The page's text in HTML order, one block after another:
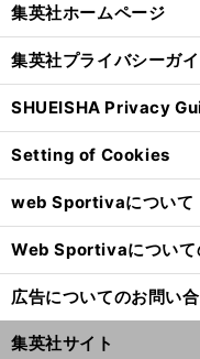
集英社ホームページ
集英社プライバシーガ
SHUEISHA Privacy
Setting of Cookies
web Sportivaについて
Web Sportivaについて
広告についてのお問い
集英社サイト